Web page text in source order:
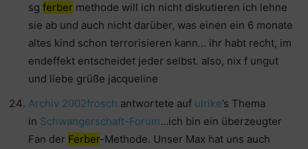
sg ferber methode will ich nicht diskutieren ich lehne
sie ab und auch nicht darüber, was einen ein 6 monate
altes kind schon terrorisieren kann… ihr habt recht, im
endeffekt entscheidet jeder selbst. also, nix f ungut
und liebe grüße jacqueline
Archiv 2002frosch antwortete auf ulrike’s Thema
in Schwangerschaft-Forum…ich bin ein überzeugter
Fan der Ferber-Methode. Unser Max hat uns auch